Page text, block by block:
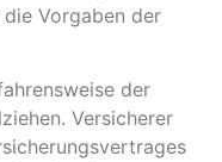
Vorgaben der
der
Versicherer